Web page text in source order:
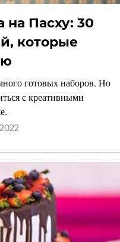
на Пасху: 30
которые
готовых наборов. Но
с креативными